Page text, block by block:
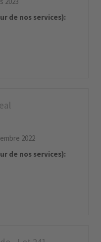
de nos services):
2022
de nos services):